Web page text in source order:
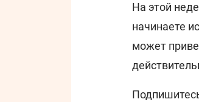
На этой
начинаете
может